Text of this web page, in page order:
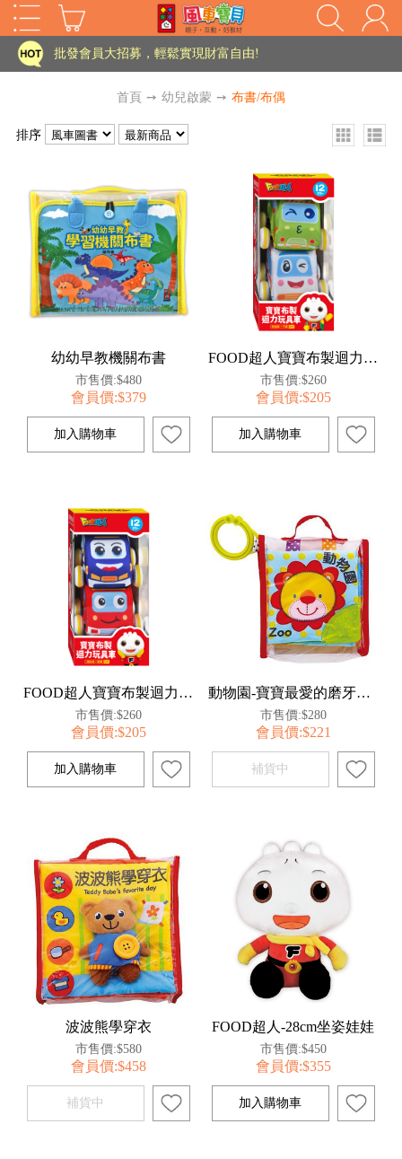
HOT
家長樂了!「風車書版集團暨FOOD超人企業總部」目前正興建中!
批發會員大招募，輕鬆實現財富自由!
老師您好!!幼教會員火熱招募中~
批發會員大招募，輕鬆實現財富自由!
老師您好!!幼教會員火熱招募中~
首頁 ➙ 幼兒啟蒙 ➙ 布書/布偶
排序
幼幼早教機關布書
市售價:$480
會員價:$379
FOOD超人寶寶布製迴力玩具車(救護車、汽車)
市售價:$260
會員價:$205
FOOD超人寶寶布製迴力玩具車(消防車、警車)
市售價:$260
會員價:$205
動物園-寶寶最愛的磨牙布書*新版
市售價:$280
會員價:$221
波波熊學穿衣
市售價:$580
會員價:$458
FOOD超人-28cm坐姿娃娃
市售價:$450
會員價:$355